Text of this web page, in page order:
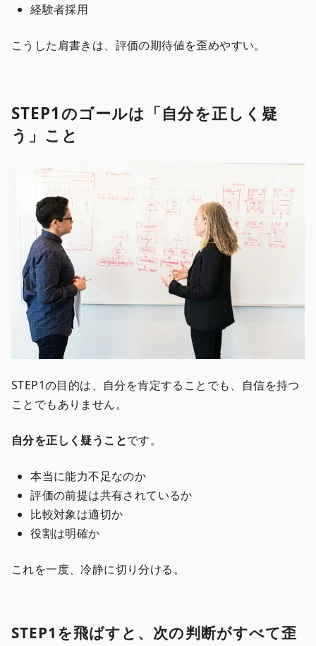
経験者採用
こうした肩書きは、評価の期待値を歪めやすい。
STEP1のゴールは「自分を正しく疑
う」こと
STEP1の目的は、自分を肯定することでも、自信を持つ
ことでもありません。
自分を正しく疑うことです。
本当に能力不足なのか
評価の前提は共有されているか
比較対象は適切か
役割は明確か
これを一度、冷静に切り分ける。
STEP1を飛ばすと、次の判断がすべて歪